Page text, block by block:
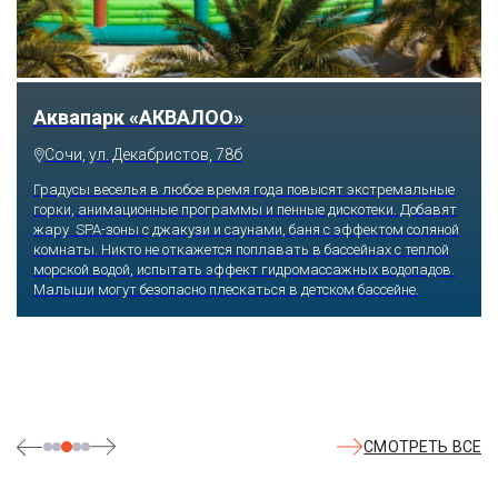
Тематический парк развлечений «Сочи
Парк»
Сочи, Олимпийский проспект, 21
Оказавшись здесь, словно попадаешь в сказку: встречаешь
любимых героев русского фольклора, получаешь возможность
сколько душе угодно кататься на аттракционах европейского
уровня. Гости участвуют в увлекательных квестах и творческих
СМОТРЕТЬ ВСЕ